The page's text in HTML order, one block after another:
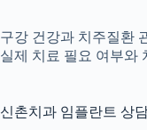
구강 건강과 치주질환
실제 치료 필요 여부와
신촌치과 임플란트 상